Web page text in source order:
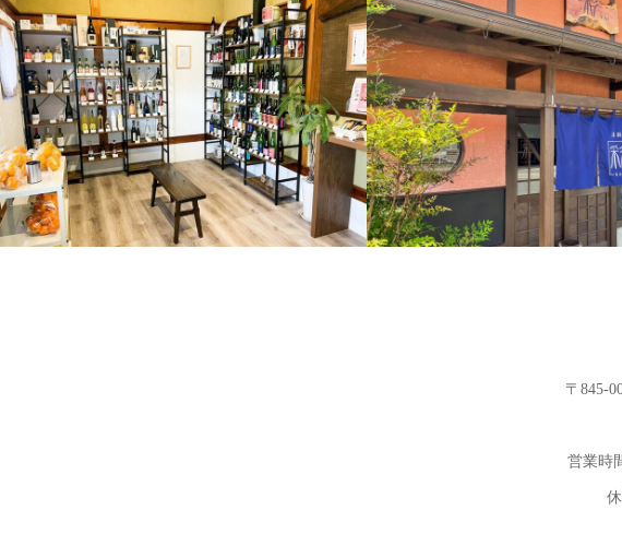
店内 外観
〒845-
営業時